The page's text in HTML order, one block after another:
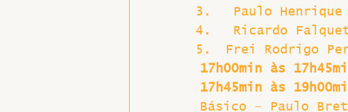
Paulo Henrique
Ricardo
Frei Rodrigo
17h00min às
17h45min às
Básico – Paulo